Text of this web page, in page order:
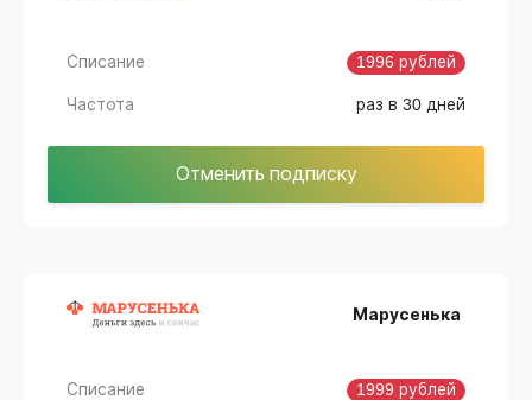
Списание 1996 рублей
Частота раз в 30 дней
Отменить подписку
Марусенька
Списание 1999 рублей